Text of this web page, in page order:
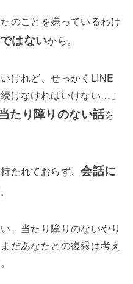
のことを嫌っているわけ
はないから。
けれど、せっかくLINE
けなければいけない…」
たり障りのない話を
たれておらず、会話に
、当たり障りのないやり
だあなたとの復縁は考え